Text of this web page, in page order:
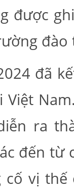
được
đã
Việt
ra
đến từ
cố vị